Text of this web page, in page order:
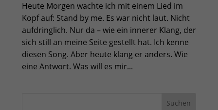
Heute Morgen wachte ich mit einem Lied im
Kopf auf: Stand by me. Es war nicht laut. Nicht
aufdringlich. Nur da – wie ein innerer Klang, der
sich still an meine Seite gestellt hat. Ich kenne
diesen Song. Aber heute klang er anders. Wie
eine Antwort. Was will es mir...